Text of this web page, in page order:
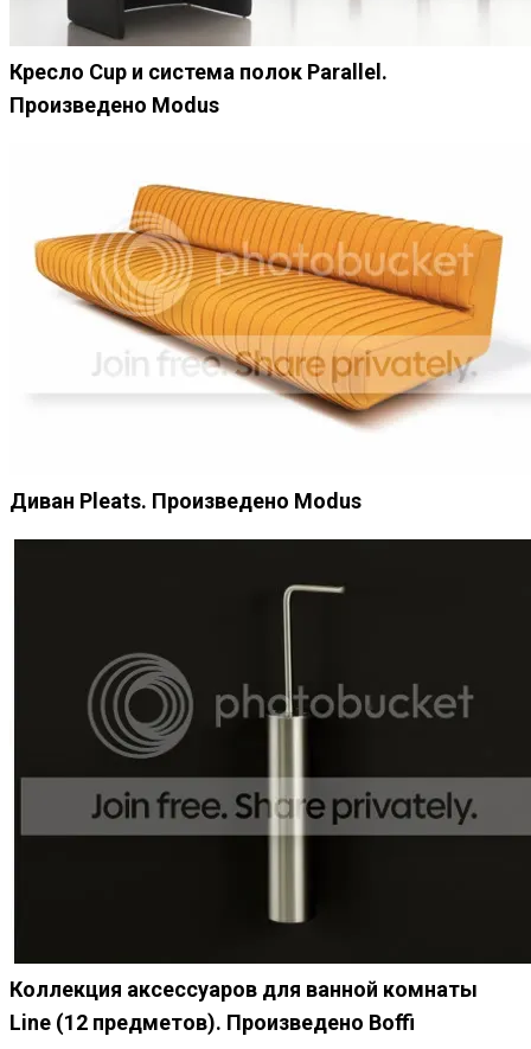
Кресло Cup и система полок Parallel.
Произведено Modus
Диван Pleats. Произведено Modus
Коллекция аксессуаров для ванной комнаты
Line (12 предметов). Произведено Boffi